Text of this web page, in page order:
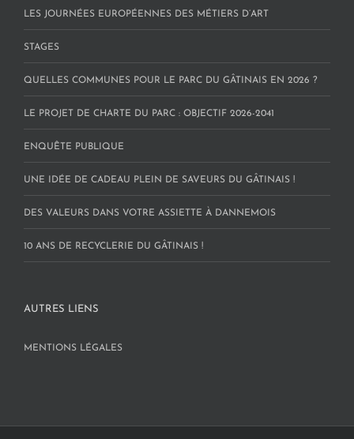
LES JOURNÉES EUROPÉENNES DES MÉTIERS D’ART
STAGES
QUELLES COMMUNES POUR LE PARC DU GÂTINAIS EN 2026 ?
LE PROJET DE CHARTE DU PARC : OBJECTIF 2026-2041
ENQUÊTE PUBLIQUE
UNE IDÉE DE CADEAU PLEIN DE SAVEURS DU GÂTINAIS !
DES VALEURS DANS VOTRE ASSIETTE À DANNEMOIS
10 ANS DE RECYCLERIE DU GÂTINAIS !
AUTRES LIENS
MENTIONS LÉGALES